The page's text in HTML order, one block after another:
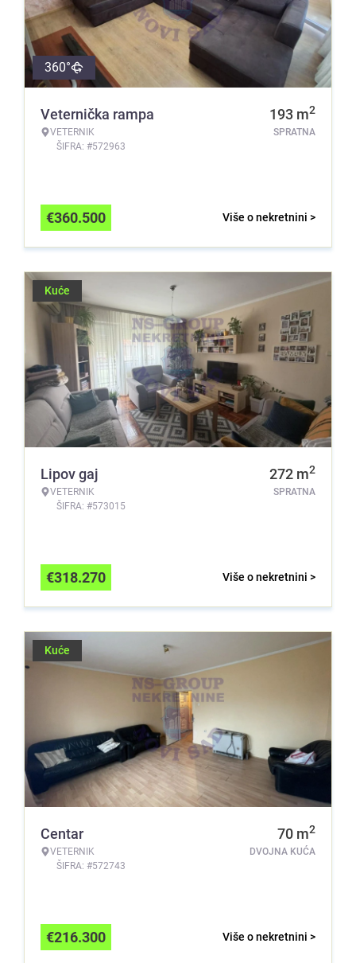
360°
Veternička rampa
VETERNIK
ŠIFRA: #572963
193 m2
SPRATNA
Više o nekretnini >
€360.500
Kuće
Lipov gaj
VETERNIK
ŠIFRA: #573015
272 m2
SPRATNA
Više o nekretnini >
€318.270
Kuće
Centar
VETERNIK
ŠIFRA: #572743
70 m2
DVOJNA KUĆA
Više o nekretnini >
€216.300